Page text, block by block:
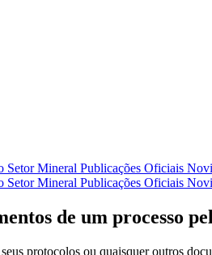
Setor Mineral Publicações Oficiais
Setor Mineral Publicações Oficiais
de um processo
protocolos ou quaisquer outros